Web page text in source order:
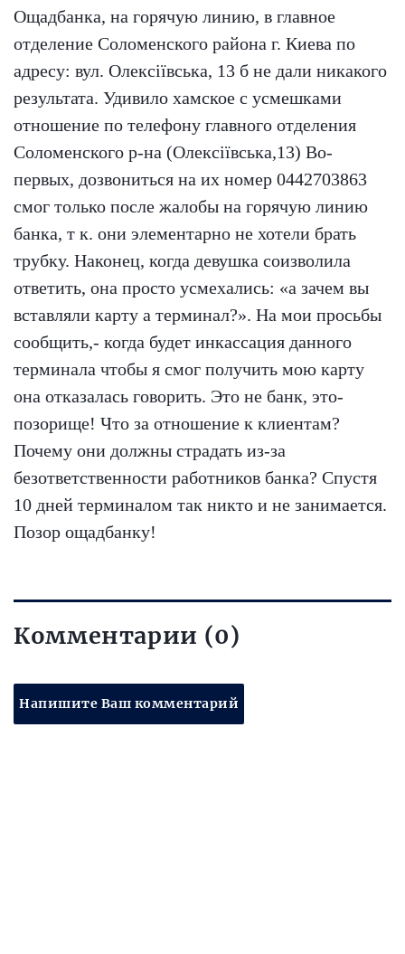
Ощадбанка, на горячую линию, в главное
отделение Соломенского района г. Киева по
адресу: вул. Олексіївська, 13 б не дали никакого
результата. Удивило хамское с усмешками
отношение по телефону главного отделения
Соломенского р-на (Олексіївська,13) Во-
первых, дозвониться на их номер 0442703863
смог только после жалобы на горячую линию
банка, т к. они элементарно не хотели брать
трубку. Наконец, когда девушка соизволила
ответить, она просто усмехались: «а зачем вы
вставляли карту а терминал?». На мои просьбы
сообщить,- когда будет инкассация данного
терминала чтобы я смог получить мою карту
она отказалась говорить. Это не банк, это-
позорище! Что за отношение к клиентам?
Почему они должны страдать из-за
безответственности работников банка? Спустя
10 дней терминалом так никто и не занимается.
Позор ощадбанку!
Комментарии (0)
Напишите Ваш комментарий